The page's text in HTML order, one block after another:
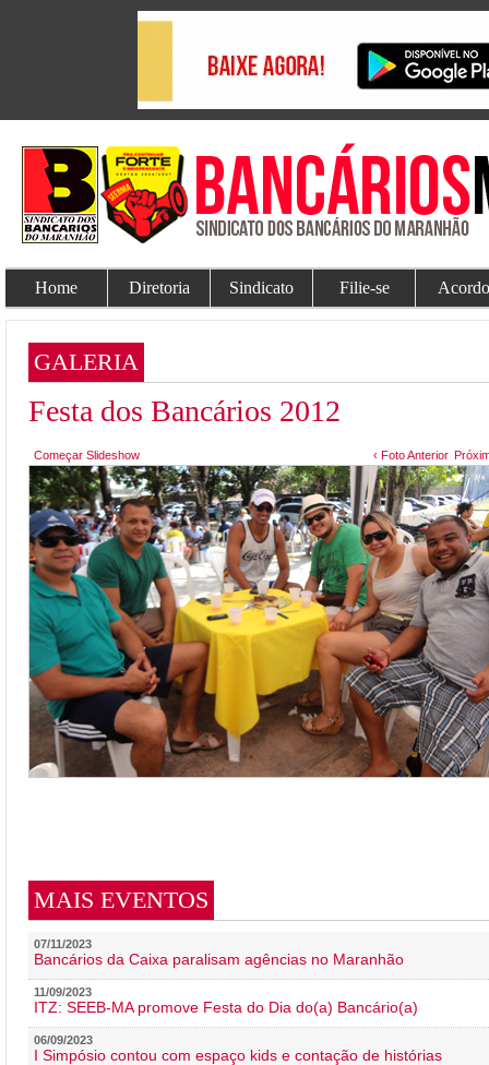
Home Diretoria Sindicato Filie-se
GALERIA
Festa dos Bancários 2012
Começar Slideshow ‹ Foto Anterior
MAIS EVENTOS
07/11/2023
Bancários da Caixa paralisam agências no Maranhão
11/09/2023
ITZ: SEEB-MA promove Festa do Dia do(a) Bancário(a)
06/09/2023
I Simpósio contou com espaço kids e contação de histórias